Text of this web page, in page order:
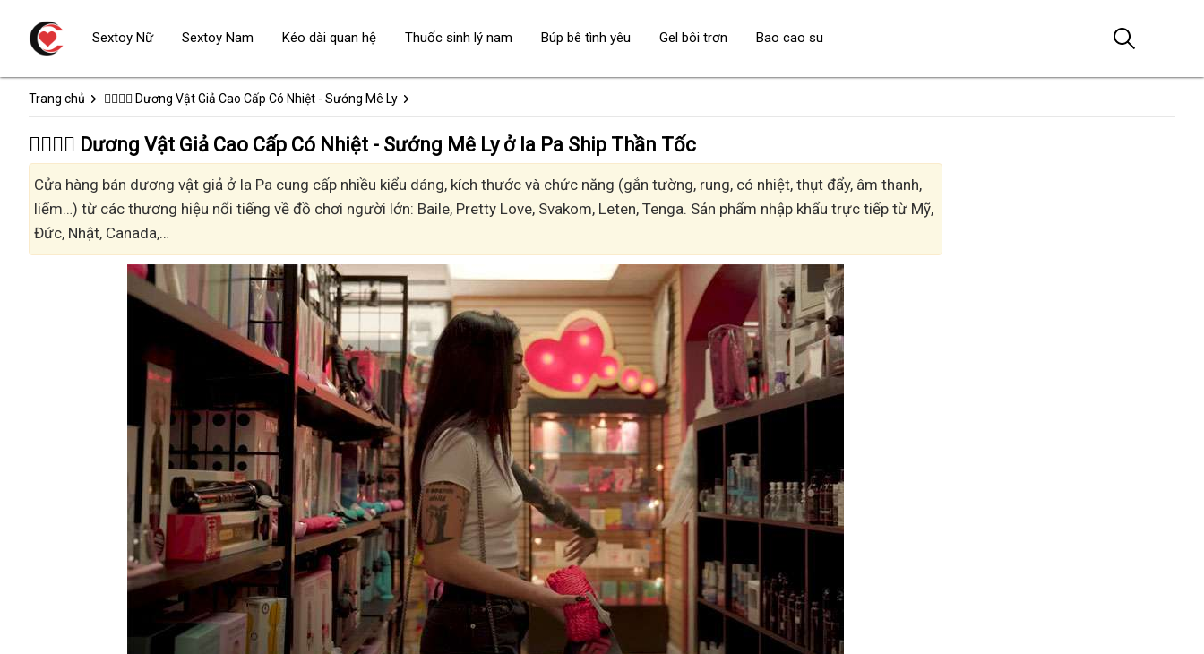
Trang chủ 👩‍❤️‍💋‍👨 Dương Vật Giả Cao Cấp Có Nhiệt - Sướng Mê Ly
👩‍❤️‍💋‍👨 Dương Vật Giả Cao Cấp Có Nhiệt - Sướng Mê Ly ở Ia Pa Ship Thần Tốc
Cửa hàng bán dương vật giả ở Ia Pa cung cấp nhiều kiểu dáng, kích thước và chức năng (gắn tường, rung, có nhiệt, thụt đẩy, âm thanh,
liếm…) từ các thương hiệu nổi tiếng về đồ chơi người lớn: Baile, Pretty Love, Svakom, Leten, Tenga. Sản phẩm nhập khẩu trực tiếp từ Mỹ,
Đức, Nhật, Canada,…
Sextoy Nữ Sextoy Nam Kéo dài quan hệ Thuốc sinh lý nam Búp bê tình yêu Gel bôi trơn Bao cao su